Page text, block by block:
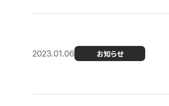
2023.01.06 お知らせ